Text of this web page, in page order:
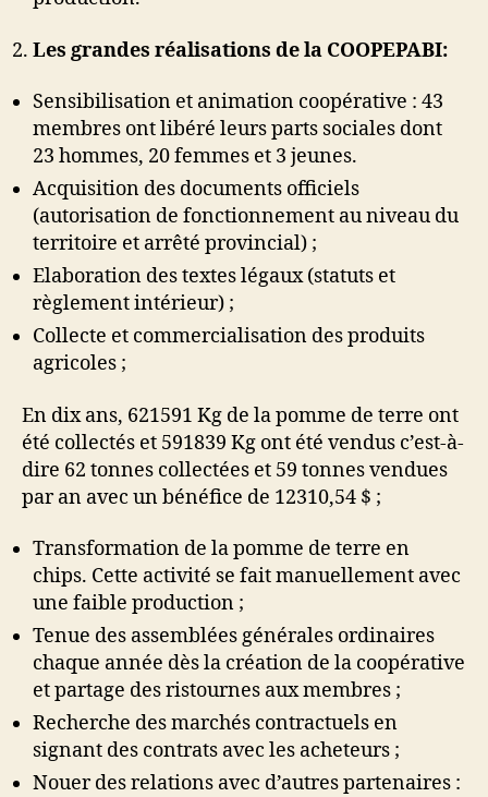
Les grandes réalisations de la COOPEPABI:
Sensibilisation et animation coopérative : 43
membres ont libéré leurs parts sociales dont
23 hommes, 20 femmes et 3 jeunes.
Acquisition des documents officiels
(autorisation de fonctionnement au niveau du
territoire et arrêté provincial) ;
Elaboration des textes légaux (statuts et
règlement intérieur) ;
Collecte et commercialisation des produits
agricoles ;
En dix ans, 621591 Kg de la pomme de terre ont
été collectés et 591839 Kg ont été vendus c’est-à-
dire 62 tonnes collectées et 59 tonnes vendues
par an avec un bénéfice de 12310,54 $ ;
Transformation de la pomme de terre en
chips. Cette activité se fait manuellement avec
une faible production ;
Tenue des assemblées générales ordinaires
chaque année dès la création de la coopérative
et partage des ristournes aux membres ;
Recherche des marchés contractuels en
signant des contrats avec les acheteurs ;
Nouer des relations avec d’autres partenaires :